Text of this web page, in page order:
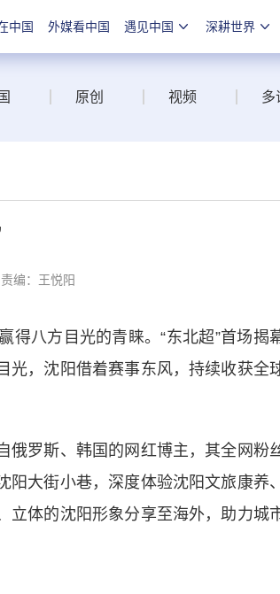
中国 外媒看中国 遇见中国 深耕世界
原创 视频 多
责编：王悦阳
八方目光的青睐。“东北超”首场揭
光，沈阳借着赛事东风，持续收获全
罗斯、韩国的网红博主，其全网粉
阳大街小巷，深度体验沈阳文旅康养
立体的沈阳形象分享至海外，助力城